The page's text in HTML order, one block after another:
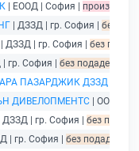
| ЕООД | София |
| ДЗЗД | гр. София | без
| ДЗЗД | гр. София | без
| гр. София | без подаден
ПАЗАРДЖИК ДЗЗД
ДИВЕЛОПМЕНТС | ООД |
| ДЗЗД | гр. София | без
| гр. София | без подаден